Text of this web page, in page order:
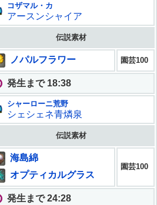
コザマル・カ
アースンシャイア
伝説素材
ノパルフラワー 園芸100
発生まで 18:36
シャーローニ荒野
シェシェネ青燐泉
伝説素材
海島綿
オプティカルグラス
園芸100
発生まで 24:26